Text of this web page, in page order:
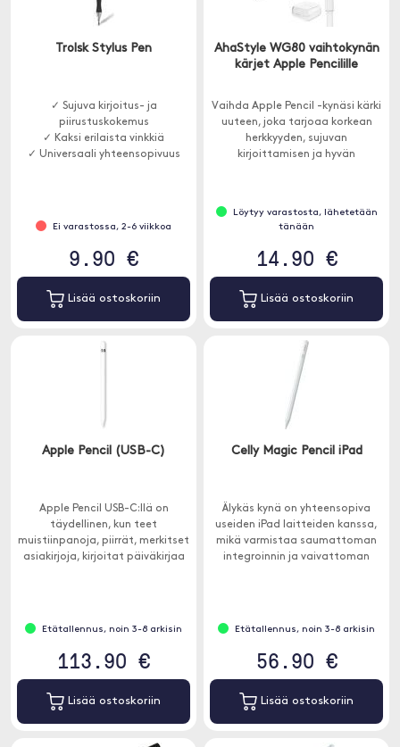
Trolsk Stylus Pen
✓ Sujuva kirjoitus- ja
piirustuskokemus
✓ Kaksi erilaista vinkkiä
✓ Universaali yhteensopivuus
Ei varastossa, 2-6 viikkoa
9.90 €
Lisää ostoskoriin
AhaStyle WG80 vaihtokynän
kärjet Apple Pencilille
Vaihda Apple Pencil -kynäsi kärki
uuteen, joka tarjoaa korkean
herkkyyden, sujuvan
kirjoittamisen ja hyvän
Löytyy varastosta, lähetetään
tänään
14.90 €
Lisää ostoskoriin
Apple Pencil (USB-C)
Apple Pencil USB-C:llä on
täydellinen, kun teet
muistiinpanoja, piirrät, merkitset
asiakirjoja, kirjoitat päiväkirjaa
Etätallennus, noin 3-8 arkisin
113.90 €
Lisää ostoskoriin
Celly Magic Pencil iPad
Älykäs kynä on yhteensopiva
useiden iPad laitteiden kanssa,
mikä varmistaa saumattoman
integroinnin ja vaivattoman
Etätallennus, noin 3-8 arkisin
56.90 €
Lisää ostoskoriin